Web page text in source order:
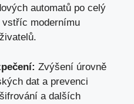
automatů po celý
modernímu
Zvýšení úrovně
dat a prevenci
a dalších